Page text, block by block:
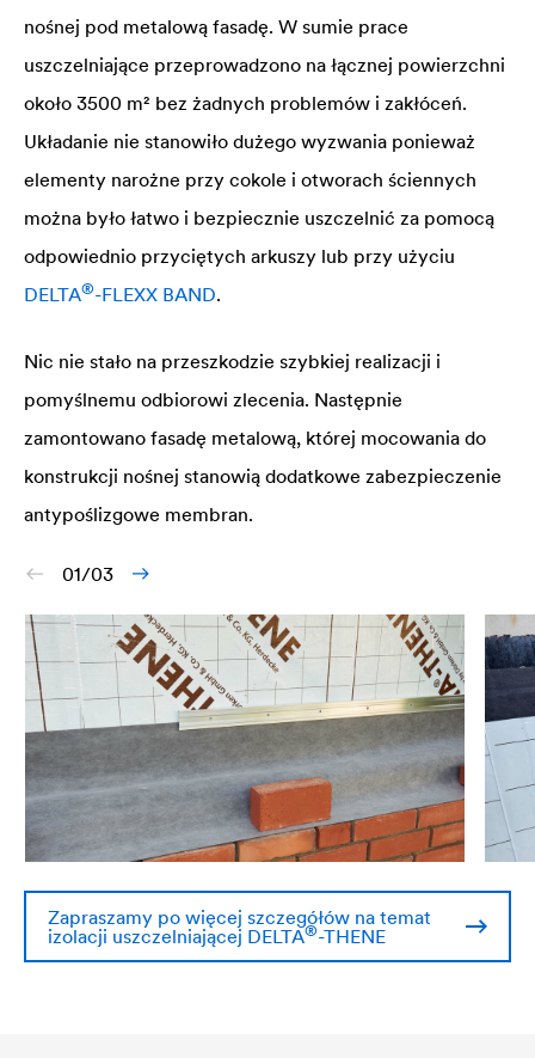
nośnej pod metalową fasadę. W sumie prace
uszczelniające przeprowadzono na łącznej powierzchni
około 3500 m² bez żadnych problemów i zakłóceń.
Układanie nie stanowiło dużego wyzwania ponieważ
elementy narożne przy cokole i otworach ściennych
można było łatwo i bezpiecznie uszczelnić za pomocą
odpowiednio przyciętych arkuszy lub przy użyciu
DELTA®-FLEXX BAND.
Nic nie stało na przeszkodzie szybkiej realizacji i
pomyślnemu odbiorowi zlecenia. Następnie
zamontowano fasadę metalową, której mocowania do
konstrukcji nośnej stanowią dodatkowe zabezpieczenie
antypoślizgowe membran.
01/03
Zapraszamy po więcej szczegółów na temat
izolacji uszczelniającej DELTA®-THENE